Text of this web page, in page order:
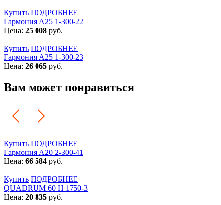
Купить ПОДРОБНЕЕ
Гармония А25 1-300-22
Цена: 25 008 руб.
Купить ПОДРОБНЕЕ
Гармония А25 1-300-23
Цена: 26 065 руб.
Вам может понравиться
Купить ПОДРОБНЕЕ
Гармония А20 2-300-41
Цена: 66 584 руб.
Купить ПОДРОБНЕЕ
QUADRUM 60 H 1750-3
Цена: 20 835 руб.